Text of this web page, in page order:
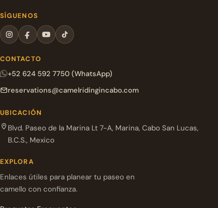
SÍGUENOS
CONTACTO
+52 624 592 7750 (WhatsApp)
reservations@camelridingincabo.com
UBICACIÓN
Blvd. Paseo de la Marina Lt 7-A, Marina, Cabo San Lucas,
B.C.S., Mexico
EXPLORA
Enlaces útiles para planear tu paseo en
camello con confianza.